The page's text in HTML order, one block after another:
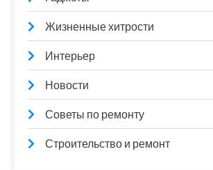
Жизненные хитрости
Интерьер
Новости
Советы по ремонту
Строительство и ремонт